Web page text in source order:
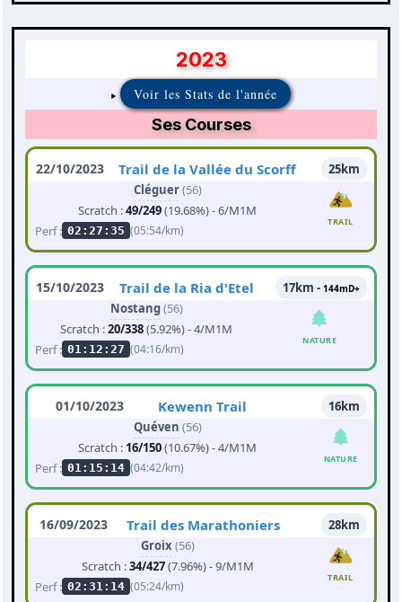
2023
Voir les Stats de l'année
Ses Courses
22/10/2023 Trail de la Vallée du Scorff
25km
Cléguer(56)
Scratch :49/249(19.68%) - 6/M1M
Perf : 02:27:35 (05:54/km)
TRAIL
15/10/2023 Trail de la Ria d'Etel 17km - 144mD+
Nostang(56)
Scratch :20/338(5.92%) - 4/M1M
Perf : 01:12:27 (04:16/km)
NATURE
01/10/2023 Kewenn Trail
16km
Quéven (56)
Scratch : 16/150(10.67%) - 4/M1M
Perf : 01:15:14 (04:42/km)
NATURE
16/09/2023 Trail des Marathoniers
28km
Groix(56)
Scratch :34/427(7.96%) - 9/M1M
Perf : 02:31:14 (05:24/km)
TRAIL